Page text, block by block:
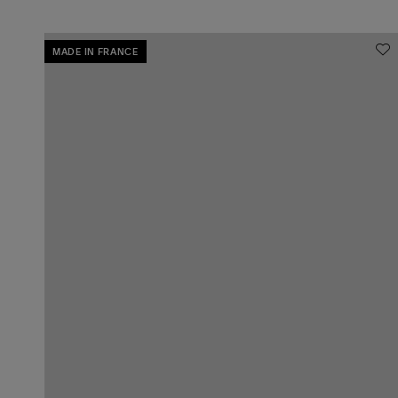
MADE IN FRANCE